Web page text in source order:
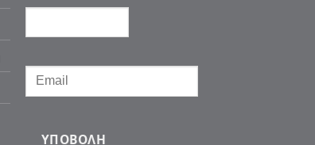
ΥΠΟΒΟΛΉ